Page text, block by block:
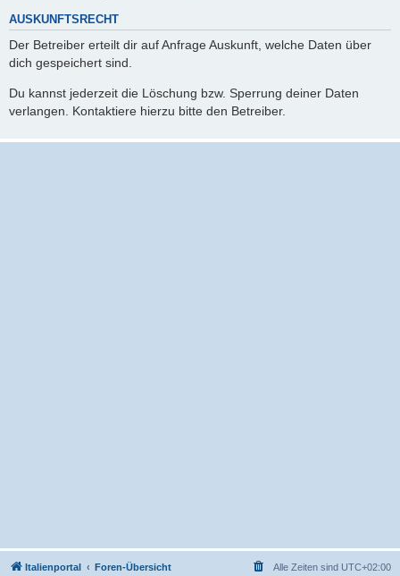
AUSKUNFTSRECHT
Der Betreiber erteilt dir auf Anfrage Auskunft, welche Daten über
dich gespeichert sind.
Du kannst jederzeit die Löschung bzw. Sperrung deiner Daten
verlangen. Kontaktiere hierzu bitte den Betreiber.
Italienportal Foren-Übersicht Alle Zeiten sind UTC+02:00